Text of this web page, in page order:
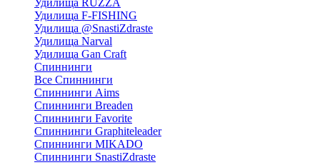
Удилища RUZZA
Удилища F-FISHING
Удилища @SnastiZdraste
Удилища Narval
Удилища Gan Craft
Спиннинги
Все Спиннинги
Спиннинги Aims
Спиннинги Breaden
Спиннинги Favorite
Спиннинги Graphiteleader
Спиннинги MIKADO
Спиннинги SnastiZdraste